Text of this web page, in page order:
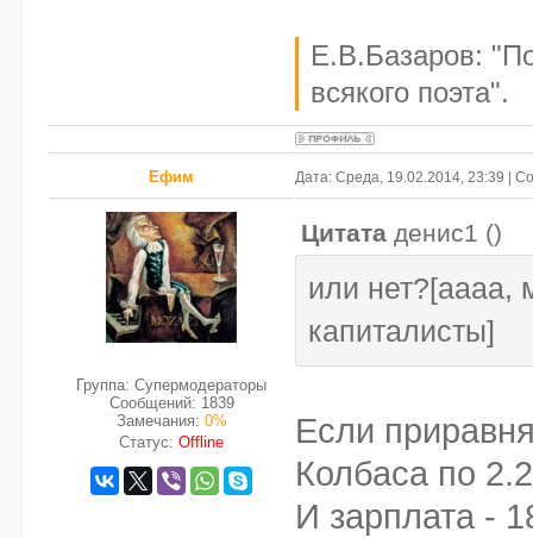
Е.В.Базаров:
всякого поэта".
Ефим Дата: Среда, 19.02.2014, 23:39 |
Группа: Супермодераторы
Сообщений: 1839
Замечания: 0%
Статус: Offline
Цитата денис1 ()
или
капиталисты]
Если
Колбаса по
И зарплата -